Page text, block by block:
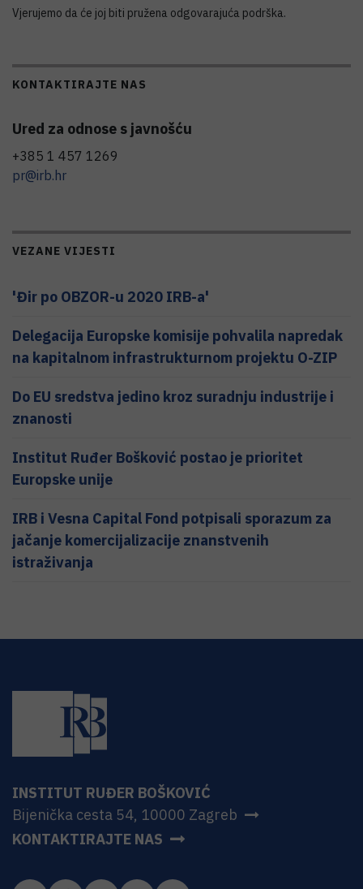
Vjerujemo da će joj biti pružena odgovarajuća podrška.
KONTAKTIRAJTE NAS
Ured za odnose s javnošću
+385 1 457 1269
pr@irb.hr
VEZANE VIJESTI
'Đir po OBZOR-u 2020 IRB-a'
Delegacija Europske komisije pohvalila napredak
na kapitalnom infrastrukturnom projektu O-ZIP
Do EU sredstva jedino kroz suradnju industrije i
znanosti
Institut Ruđer Bošković postao je prioritet
Europske unije
IRB i Vesna Capital Fond potpisali sporazum za
jačanje komercijalizacije znanstvenih
istraživanja
INSTITUT RUĐER BOŠKOVIĆ
Bijenička cesta 54, 10000 Zagreb
KONTAKTIRAJTE NAS